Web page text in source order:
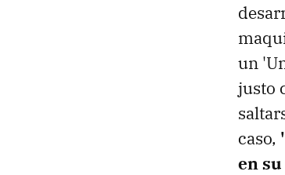
un
justo
caso,
en